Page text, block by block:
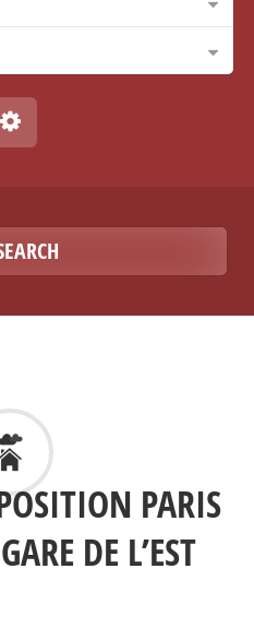
PARIS
DE L’EST